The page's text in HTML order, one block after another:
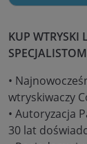
KUP WTRYSKI
•
wtryskiwaczy
• Autoryzacja
30 lat